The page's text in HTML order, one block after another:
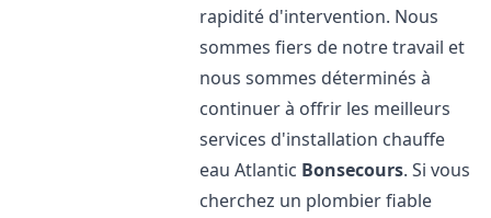
rapidité d'intervention. Nous
sommes fiers de notre travail et
nous sommes déterminés à
continuer à offrir les meilleurs
services d'installation chauffe
eau Atlantic Bonsecours. Si vous
cherchez un plombier fiable